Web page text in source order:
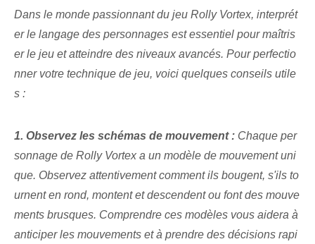
Dans le monde passionnant du jeu Rolly ⁣Vortex, interprét
er le langage des personnages est essentiel pour maîtris
er le jeu et atteindre des niveaux avancés. Pour perfectio
nner votre technique de jeu, voici quelques conseils utile
s :
1. Observez les schémas de mouvement : Chaque per
sonnage‌ de Rolly Vortex a un modèle de mouvement uni
que. Observez attentivement comment ils bougent, s'ils to
urnent en rond, montent et descendent ou font des mouve
ments brusques. Comprendre ces modèles vous aidera à
anticiper les mouvements‌ et à prendre des décisions rapi